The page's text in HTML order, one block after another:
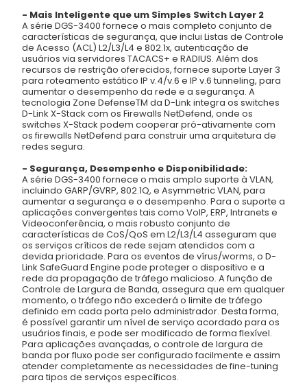
- Mais Inteligente que um Simples Switch Layer 2
A série DGS-3400 fornece o mais completo conjunto de
características de segurança, que inclui Listas de Controle
de Acesso (ACL) L2/L3/L4 e 802.1x, autenticação de
usuários via servidores TACACS+ e RADIUS. Além dos
recursos de restrição oferecidos, fornece suporte Layer 3
para roteamento estático IP v.4/v.6 e IP v.6 tunneling, para
aumentar o desempenho da rede e a segurança. A
tecnologia Zone DefenseTM da D-Link integra os switches
D-Link X-Stack com os Firewalls NetDefend, onde os
switches X-Stack podem cooperar pró-ativamente com
os firewalls NetDefend para construir uma arquitetura de
redes segura.
- Segurança, Desempenho e Disponibilidade:
A série DGS-3400 fornece o mais amplo suporte à VLAN,
incluindo GARP/GVRP, 802.1Q, e Asymmetric VLAN, para
aumentar a segurança e o desempenho. Para o suporte a
aplicações convergentes tais como VoIP, ERP, Intranets e
Videoconferência, o mais robusto conjunto de
características de CoS/QoS em L2/L3/L4 asseguram que
os serviços críticos de rede sejam atendidos com a
devida prioridade. Para os eventos de vírus/worms, o D-
Link SafeGuard Engine pode proteger o dispositivo e a
rede da propagação de tráfego malicioso. A função de
Controle de Largura de Banda, assegura que em qualquer
momento, o tráfego não excederá o limite de tráfego
definido em cada porta pelo administrador. Desta forma,
é possível garantir um nível de serviço acordado para os
usuários finais, e pode ser modificado de forma flexível.
Para aplicações avançadas, o controle de largura de
banda por fluxo pode ser configurado facilmente e assim
atender completamente as necessidades de fine-tuning
para tipos de serviços específicos.